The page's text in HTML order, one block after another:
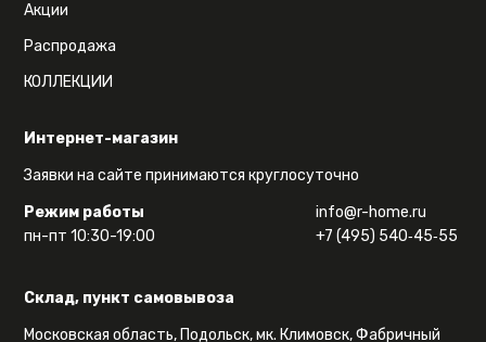
Интернет-магазин
Заявки на сайте принимаются круглосуточно
Режим работы
пн-пт 10:30-19:00
info@r-home.ru
+7 (495) 540‑45‑55
Склад, пункт самовывоза
Московская область, Подольск, мк. Климовск, Фабричный
Акции
Распродажа
КОЛЛЕКЦИИ